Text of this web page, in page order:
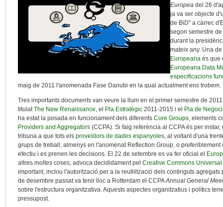
Europea del 26
ja va ser objecte
de BiD" a càrrec
segon semestre
durant la
mateix any. Una
Europeana és que
Europeana Data
especificacions
maig de 2011 l'anomenada Fase Danubi en la qual actualment ens trobem.
Tres importants documents van veure la llum en el primer semestre de
titulatThe New Renaissance, el Pla Estratègic 2011-2015 i el Pla de Negoci
ha estat la posada en funcionament dels diferents Core Groups, elements
Providers and Aggregators (CCPA). Si faig referència al CCPA és per
tribuna a que tots els proveïdors de dades espanyoles, al voltant d'una
grups de treball, almenys en l'anomenat Reflection Group, o
efectiu i es prenen les decisions. El 22 de setembre es va fer oficial el
altres moltes coses, advoca decididament pel Creative Commons
important, inclou l'autorització per a la reutilització dels continguts
de desembre passat va tenir lloc a Rotterdam el CCPAAnnual General
sobre l'estructura organitzativa. Aquests aspectes organitzatius i polítics
pressupost.